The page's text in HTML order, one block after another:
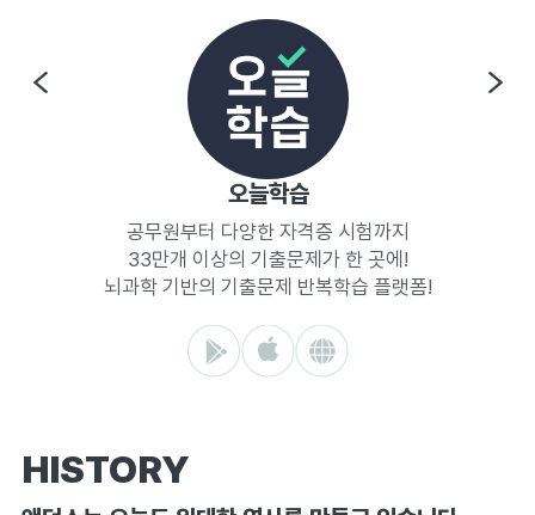
오늘학습
공무원부터 다양한 자격증 시험까지
33만개 이상의 기출문제가 한 곳에!
뇌과학 기반의 기출문제 반복학습 플랫폼!
HISTORY